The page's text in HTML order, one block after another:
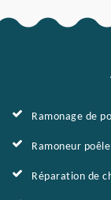
Ramonage de
Ramoneur
Réparation de